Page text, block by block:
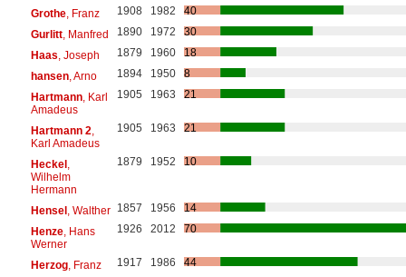
Grothe, Franz 1908 1982
40
Gurlitt, Manfred 1890 1972
30
Haas , Joseph 1879 1960
18
hansen, Arno 1894 1950
8
Hartmann, Karl
Amadeus
1905 1963 21
Hartmann 2
Karl Amadeus
1905 1963 21
Heckel,
Wilhelm
Hermann
1879 1952 10
Hensel, Walther 1857 1956
14
Henze, Hans
Werner
1926 2012 70
Herzog, Franz 1917 1986
44